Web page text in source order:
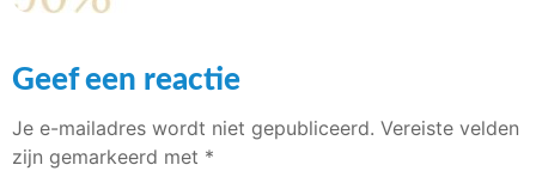
Geef een reactie
Je e-mailadres wordt niet gepubliceerd. Vereiste velden
zijn gemarkeerd met *